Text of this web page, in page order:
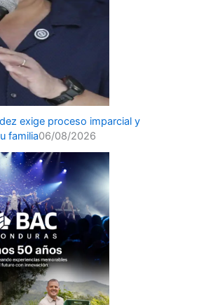
exige proceso imparcial y
familia06/08/2026